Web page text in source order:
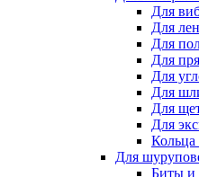
Для
Для
Для
Для
Для
Для
Для
Для
Кольца
Для
Биты и